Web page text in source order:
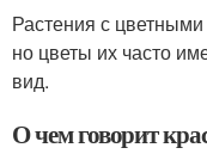
Растения с
но цветы их часто
вид.
О чем говорит